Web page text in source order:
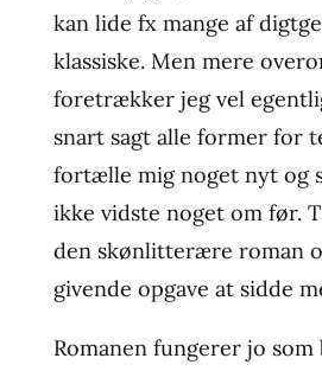
kan lide fx mange af
klassiske. Men mere
foretrækker jeg vel
snart sagt alle former for
fortælle mig noget nyt og
ikke vidste noget om før.
den skønlitterære roman
givende opgave at sidde
Romanen fungerer jo